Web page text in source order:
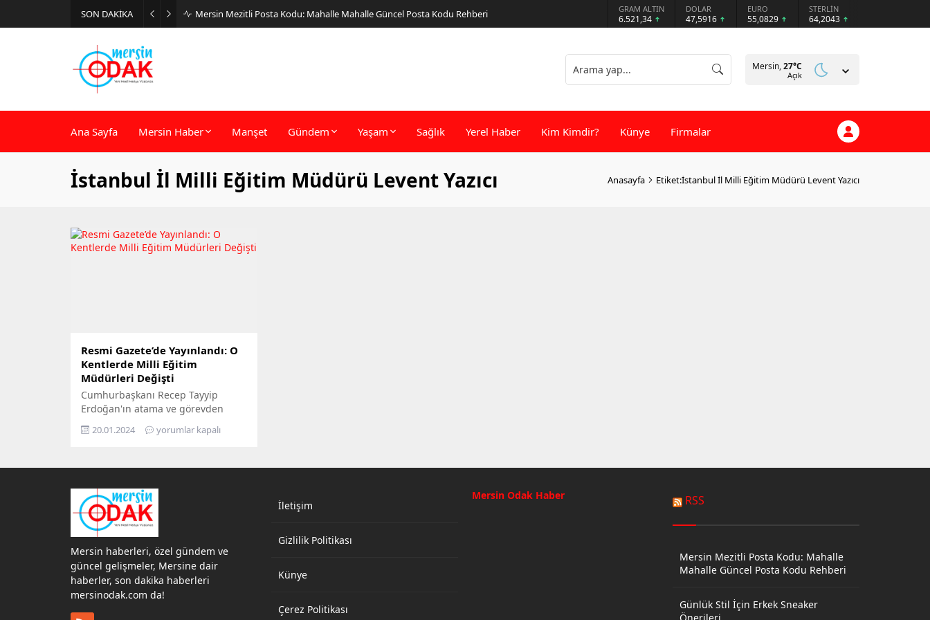
SON DAKİKA Mersin Mezitli Posta Kodu: Mahalle Mahalle Güncel Posta Kodu Rehberi GRAM ALTIN
6.521,34
DOLAR
47,5916
EURO
55,0829
STERLİN
64,2043
Mersin,27°C
Açık
Ana Sayfa Mersin Haber Manşet Gündem Yaşam Sağlık Yerel Haber Kim Kimdir? Künye Firmalar
İstanbul İl Milli Eğitim Müdürü Levent Yazıcı Anasayfa Etiket:İstanbul İl Milli Eğitim Müdürü Levent Yazıcı
Resmi Gazete’de Yayınlandı: O
Kentlerde Milli Eğitim
Müdürleri Değişti
Cumhurbaşkanı Recep Tayyip
Erdoğan'ın atama ve görevden
alma kararları Resmi Gazete'de
yayımlandı.
20.01.2024 yorumlar kapalı
Mersin haberleri, özel gündem ve
güncel gelişmeler, Mersine dair
haberler, son dakika haberleri
mersinodak.com da!
İletişim
Gizlilik Politikası
Künye
Çerez Politikası
Mersin Odak Haber RSS
Mersin Mezitli Posta Kodu: Mahalle
Mahalle Güncel Posta Kodu Rehberi
Günlük Stil İçin Erkek Sneaker